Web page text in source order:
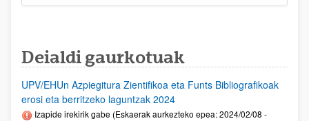
Deialdi gaurkotuak
UPV/EHUn Azpiegitura Zientifikoa eta Funts Bibliografikoak
erosi eta berritzeko laguntzak 2024
Izapide irekirik gabe (Eskaerak aurkezteko epea: 2024/02/08 -